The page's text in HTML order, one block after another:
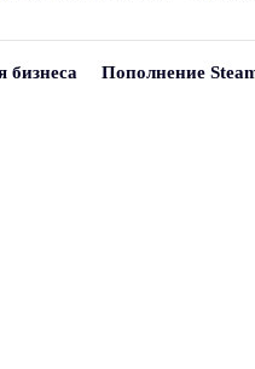
бизнеса Пополнение